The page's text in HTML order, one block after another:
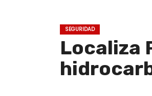
SEGURIDAD
Localiza